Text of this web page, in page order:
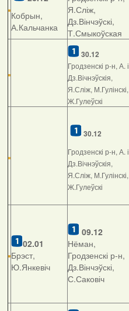
Кобрын,
А.Кальчанка
Я.Сліж,
Дз.Вінчэўскі,
Т.Смыкоўская
30.12
Гродзенскі р-н, А. і
Дз.Вічнэўскія,
Я.Сліж, М.Гулінскі,
Ж.Гулеўскі
30.12
Гродзенскі р-н, А. і
Дз.Вічнэўскія,
Я.Сліж, М.Гулінскі,
Ж.Гулеўскі
02.01
Брэст,
Ю.Янкевіч
09.12
Нёман,
Гродзенскі р-н,
Дз.Вінчэўскі,
С.Саковіч